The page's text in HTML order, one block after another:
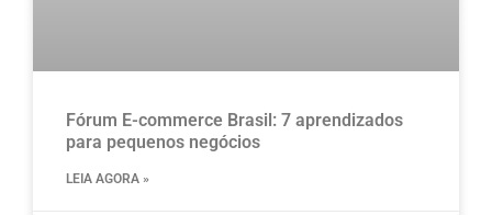
Fórum E-commerce Brasil: 7 aprendizados
para pequenos negócios
LEIA AGORA »